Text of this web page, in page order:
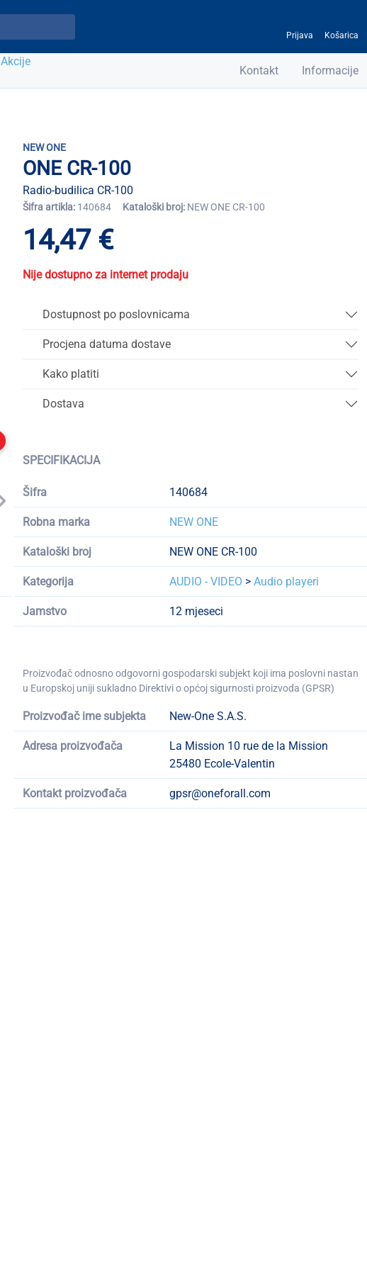
Prijava Košarica
Akcije
Kontakt Informacije
NEW ONE
ONE CR-100
Radio-budilica CR-100
Šifra artikla: 140684 Kataloški broj: NEW ONE CR-100
14,47 €
Nije dostupno za internet prodaju
Dostupnost po poslovnicama
Procjena datuma dostave
Kako platiti
Dostava
SPECIFIKACIJA
Šifra 140684
Robna marka NEW ONE
Kataloški broj NEW ONE CR-100
Kategorija AUDIO - VIDEO >Audio playeri
Jamstvo 12 mjeseci
Proizvođač odnosno odgovorni gospodarski subjekt koji ima poslovni nastan
u Europskoj uniji sukladno Direktivi o općoj sigurnosti proizvoda (GPSR)
Proizvođač ime subjekta New-One S.A.S.
Adresa proizvođača
La Mission 10 rue de la Mission
25480 Ecole-Valentin
Kontakt proizvođača gpsr@oneforall.com